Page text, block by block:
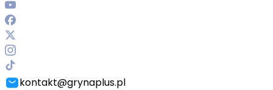
kontakt@grynaplus.pl